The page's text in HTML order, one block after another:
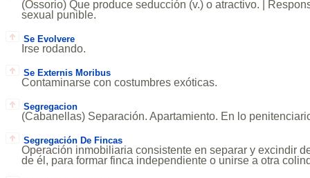
(Ossorio) Que produce seducción (v.) o atractivo. |
sexual punible.
Se Evolvere
Irse rodando.
Se Externis Moribus
Contaminarse con costumbres exóticas.
Segregacion
(Cabanellas) Separación. Apartamiento. En lo
Segregación De Fincas
Operación inmobiliaria consistente en separar y excindir
de él, para formar finca independiente o unirse a otra